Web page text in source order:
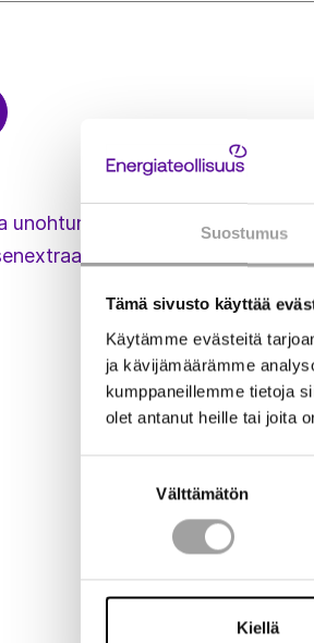
Suostumus
Tämä sivusto käyttää
Käytämme evästeitä
ja kävijämäärämme
kumppaneillemme tietoja
olet antanut heille tai joita
Välttämätön
Kiellä
unohtuneen tilalle